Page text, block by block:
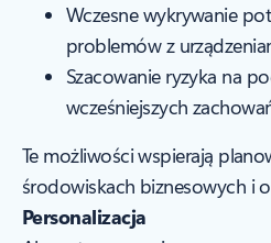
Wczesne wykrywanie
problemów z
Szacowanie ryzyka na
wcześniejszych
Te możliwości wspierają
środowiskach biznesowych i
Personalizacja